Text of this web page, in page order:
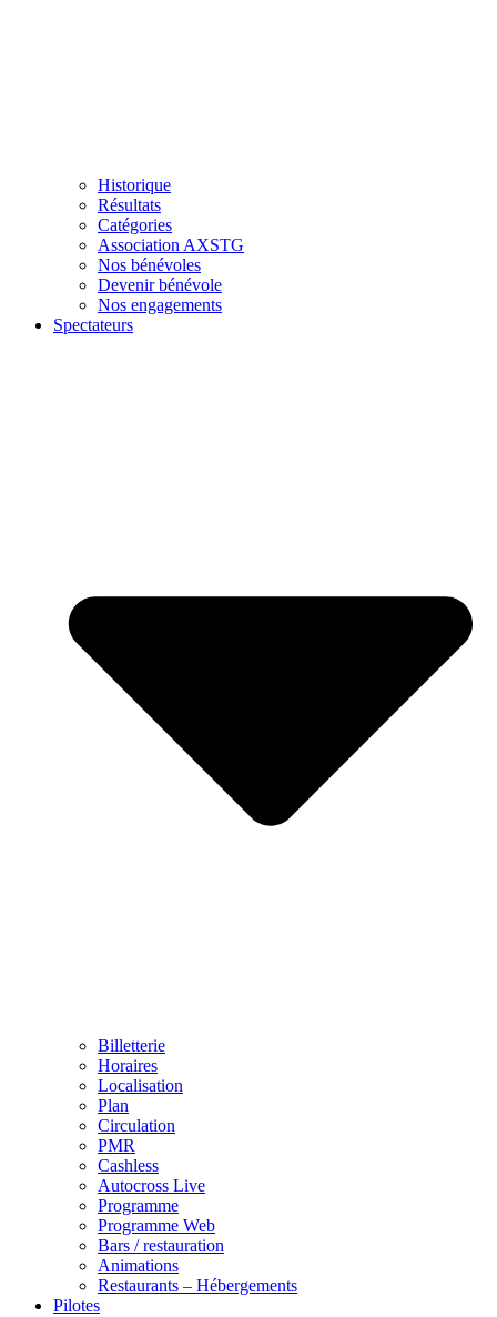
Historique
Résultats
Catégories
Association AXSTG
Nos bénévoles
Devenir bénévole
Nos engagements
Spectateurs
Billetterie
Horaires
Localisation
Plan
Circulation
PMR
Cashless
Autocross Live
Programme
Programme Web
Bars / restauration
Animations
Restaurants – Hébergements
Pilotes